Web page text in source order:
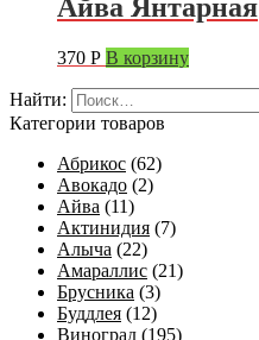
Айва Янтарная
370 Р В корзину
Найти:
Категории товаров
Абрикос (62)
Авокадо (2)
Айва (11)
Актинидия (7)
Алыча (22)
Амараллис (21)
Брусника (3)
Буддлея (12)
Виноград (195)